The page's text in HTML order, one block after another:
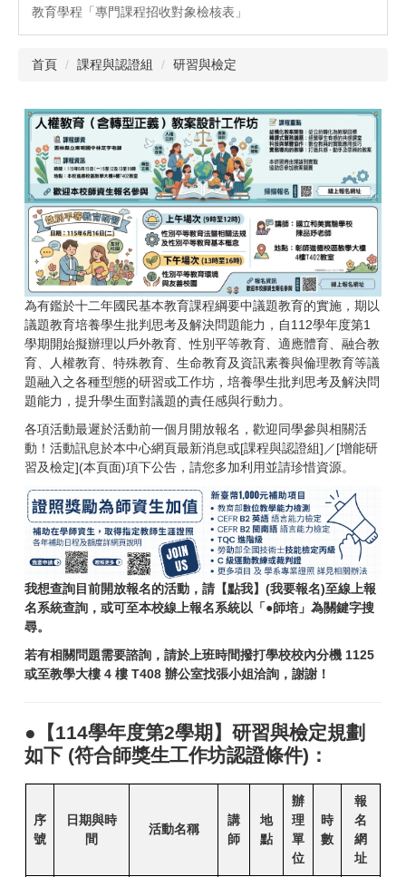
教育學程「專門課程招收對象檢核表」
首頁 課程與認證組 研習與檢定
為有鑑於十二年國民基本教育課程綱要中議題教育的實施，期以
議題教育培養學生批判思考及解決問題能力，自112學年度第1
學期開始擬辦理以戶外教育、性別平等教育、適應體育、融合教
育、人權教育、特殊教育、生命教育及資訊素養與倫理教育等議
題融入之各種型態的研習或工作坊，培養學生批判思考及解決問
題能力，提升學生面對議題的責任感與行動力。
各項活動最遲於活動前一個月開放報名，歡迎同學參與相關活
動！活動訊息於本中心網頁最新消息或[課程與認證組]／[增能研
習及檢定](本頁面)項下公告，請您多加利用並請珍惜資源。
我想查詢目前開放報名的活動，請 【點我】 (我要報名)至線上報
名系統查詢，或可至本校線上報名系統以「●師培」為關鍵字搜
尋。
若有相關問題需要諮詢，請於上班時間撥打學校校內分機 1125
或至教學大樓 4 樓 T408 辦公室找張小姐洽詢，謝謝！
●【114學年度第2學期】研習與檢定規劃
如下 (符合師獎生工作坊認證條件)：
序
號
日期與時
間
活動名稱
講
師
地
點
辦
理
單
位
時
數
報
名
網
址